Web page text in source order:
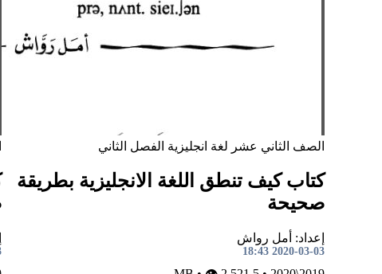
الصف الثاني عشر لغة انجليزية الفصل الثاني
كتاب كيف تنطق اللغة الانجليزية بطريقة
صحيحة
إعداد: أمل رواش
2020-03-03 18:43